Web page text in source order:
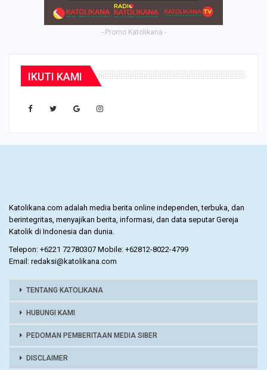
- Promo Katolikana -
IKUTI KAMI
Katolikana.com adalah media berita online independen, terbuka, dan
berintegritas, menyajikan berita, informasi, dan data seputar Gereja
Katolik di Indonesia dan dunia.
Telepon: +6221 72780307 Mobile: +62812-8022-4799
Email: redaksi@katolikana.com
TENTANG KATOLIKANA
HUBUNGI KAMI
PEDOMAN PEMBERITAAN MEDIA SIBER
DISCLAIMER